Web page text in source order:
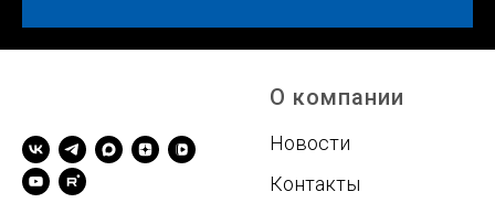
О компании
Новости
Контакты